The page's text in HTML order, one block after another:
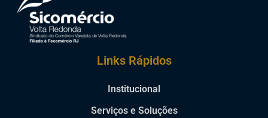
Links Rápidos
Institucional
Serviços e Soluções